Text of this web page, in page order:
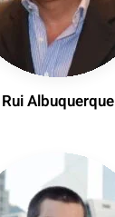
Rui Albuquerque